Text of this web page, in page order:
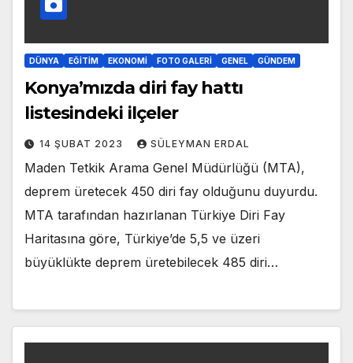
DÜNYA EĞITIM EKONOMI FOTO GALERI GENEL GÜNDEM
Konya’mızda diri fay hattı
listesindeki ilçeler
14 ŞUBAT 2023 SÜLEYMAN ERDAL
Maden Tetkik Arama Genel Müdürlüğü (MTA),
deprem üretecek 450 diri fay olduğunu duyurdu.
MTA tarafından hazırlanan Türkiye Diri Fay
Haritasına göre, Türkiye’de 5,5 ve üzeri
büyüklükte deprem üretebilecek 485 diri…